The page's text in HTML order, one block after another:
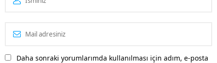
Daha sonraki yorumlarımda kullanılması için adım, e-posta